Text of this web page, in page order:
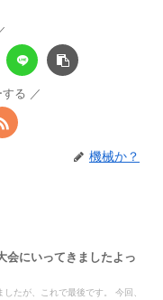
る
機械か？
会にいってきましたよっ
たが、これで最後です。 今回、